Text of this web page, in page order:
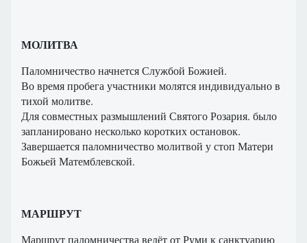
МОЛИТВА
Паломничество начнется Службой Божией.
Во время пробега участники молятся индивидуально в
тихой молитве.
Для совместных размышлений Святого Розария. было
запланировано несколько коротких остановок.
Завершается паломничество молитвой у стоп Матери
Божьей Матемблевской.
МАРШРУТ
Маршрут паломничества ведёт от Руми к санктуарию